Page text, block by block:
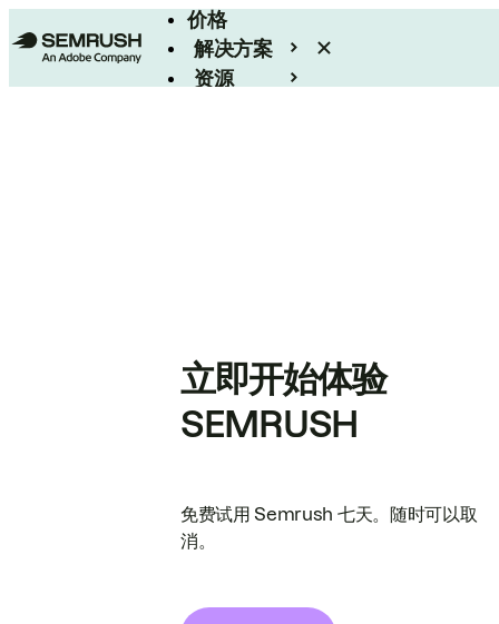
价格
解决方案
资源
立即开始体验
SEMRUSH
免费试用 Semrush 七天。随时可以取
消。